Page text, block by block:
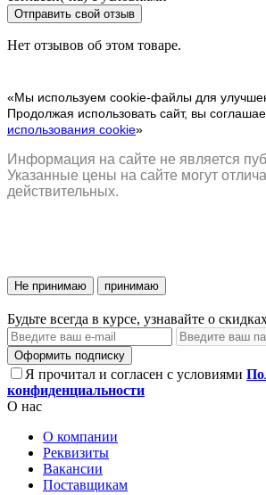
Отправить свой отзыв
Нет отзывов об этом товаре.
«Мы используем cookie-файлы для
Продолжая использовать сайт, вы
использования cookie»
Информация на сайте не является
Указанные цены на сайте могут
действительных.
Не принимаю принимаю
Будьте всегда в курсе, узнавайте о
Оформить подписку
Я прочитал и согласен с условиями
конфиденциальности
О нас
О компании
Реквизиты
Вакансии
Поставщикам